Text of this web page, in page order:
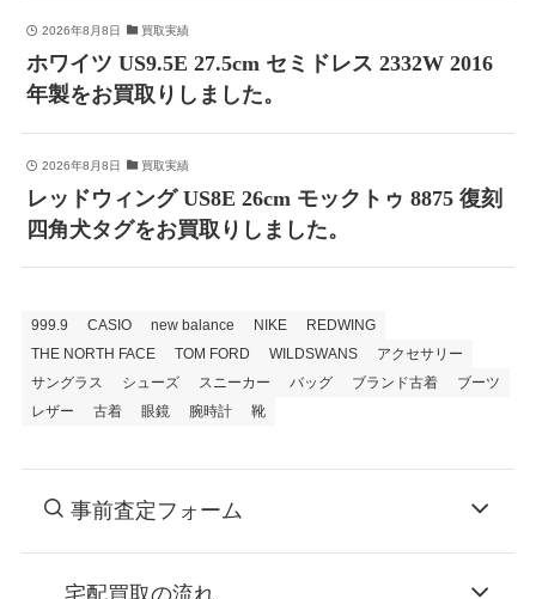
2026年8月8日 買取実績
ホワイツ US9.5E 27.5cm セミドレス 2332W 2016
年製をお買取りしました。
2026年8月8日 買取実績
レッドウィング US8E 26cm モックトゥ 8875 復刻
四角犬タグをお買取りしました。
999.9 CASIO new balance NIKE
REDWING
THE NORTH FACE
TOM FORD WILDSWANS
アクセサリー
サングラス
シューズ スニーカー バッグ ブランド古着
ブーツ
レザー
古着 眼鏡 腕時計 靴
事前査定フォーム
宅配買取の流れ